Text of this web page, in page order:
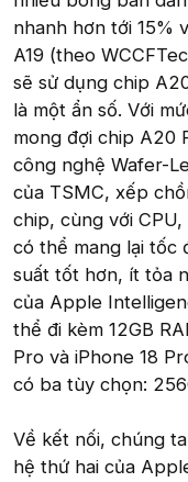
nhanh hơn tới 15%
A19 (theo
sẽ sử dụng chip
là một ẩn số. Với
mong đợi chip A20
công nghệ Wafer-
của TSMC, xếp
chip, cùng với
có thể mang lại tốc
suất tốt hơn, ít tỏa
của Apple
thể đi kèm 12GB
Pro và iPhone 18
có ba tùy chọn:
Về kết nối, chúng
hệ thứ hai của